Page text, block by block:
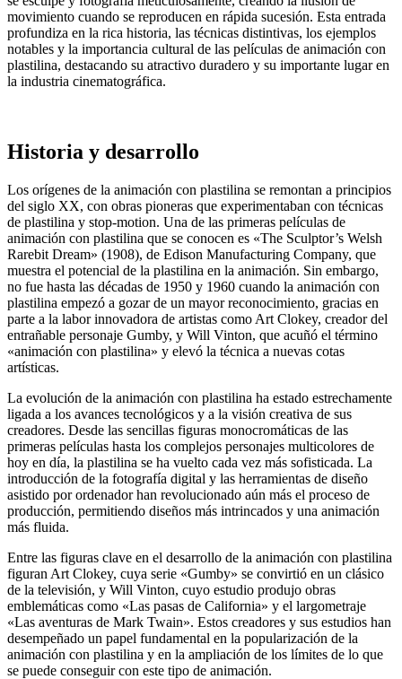
movimiento cuando se reproducen en rápida sucesión. Esta entrada
profundiza en la rica historia, las técnicas distintivas, los ejemplos
notables y la importancia cultural de las películas de animación con
plastilina, destacando su atractivo duradero y su importante lugar en
la industria cinematográfica.
Historia y desarrollo
Los orígenes de la animación con plastilina se remontan a principios
del siglo XX, con obras pioneras que experimentaban con técnicas
de plastilina y stop-motion. Una de las primeras películas de
animación con plastilina que se conocen es «The Sculptor’s Welsh
Rarebit Dream» (1908), de Edison Manufacturing Company, que
muestra el potencial de la plastilina en la animación. Sin embargo,
no fue hasta las décadas de 1950 y 1960 cuando la animación con
plastilina empezó a gozar de un mayor reconocimiento, gracias en
parte a la labor innovadora de artistas como Art Clokey, creador del
entrañable personaje Gumby, y Will Vinton, que acuñó el término
«animación con plastilina» y elevó la técnica a nuevas cotas
artísticas.
La evolución de la animación con plastilina ha estado estrechamente
ligada a los avances tecnológicos y a la visión creativa de sus
creadores. Desde las sencillas figuras monocromáticas de las
primeras películas hasta los complejos personajes multicolores de
hoy en día, la plastilina se ha vuelto cada vez más sofisticada. La
introducción de la fotografía digital y las herramientas de diseño
asistido por ordenador han revolucionado aún más el proceso de
producción, permitiendo diseños más intrincados y una animación
más fluida.
Entre las figuras clave en el desarrollo de la animación con plastilina
figuran Art Clokey, cuya serie «Gumby» se convirtió en un clásico
de la televisión, y Will Vinton, cuyo estudio produjo obras
emblemáticas como «Las pasas de California» y el largometraje
«Las aventuras de Mark Twain». Estos creadores y sus estudios han
desempeñado un papel fundamental en la popularización de la
animación con plastilina y en la ampliación de los límites de lo que
se puede conseguir con este tipo de animación.